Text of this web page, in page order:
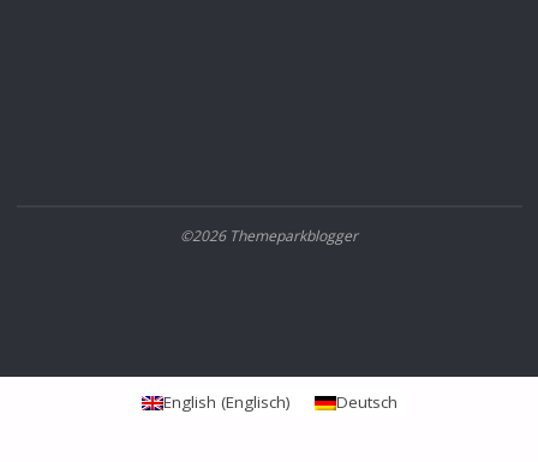
©2026 Themeparkblogger
English (Englisch) Deutsch